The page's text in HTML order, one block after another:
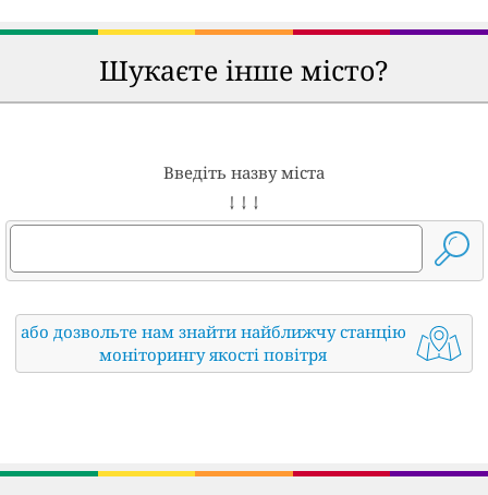
Шукаєте інше місто?
Введіть назву міста
↓ ↓ ↓
або дозвольте нам знайти найближчу станцію
моніторингу якості повітря